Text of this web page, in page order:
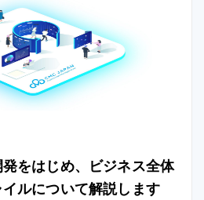
をはじめ、ビジネス全体
ルについて解説します